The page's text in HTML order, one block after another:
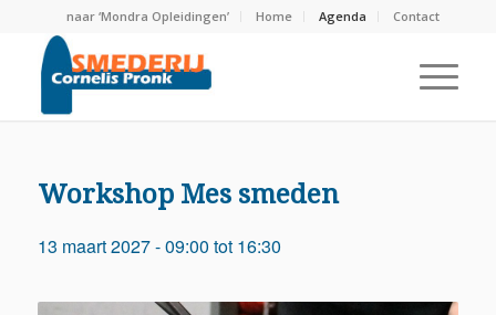
naar ‘Mondra Opleidingen’ Home Agenda Contact
Workshop Mes smeden
13 maart 2027 - 09:00 tot 16:30